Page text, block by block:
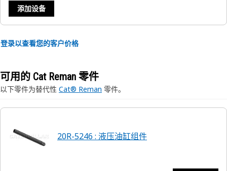
添加设备
登录以查看您的客户价格
可用的 Cat Reman 零件
以下零件为替代性 Cat® Reman 零件。
20R-5246 : 液压油缸组件